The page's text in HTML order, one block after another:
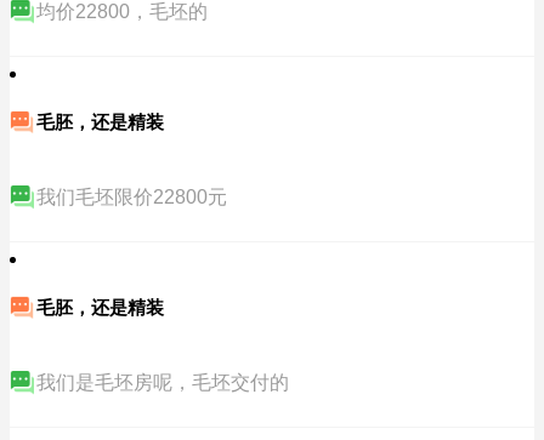
均价22800，毛坯的
毛胚，还是精装
我们毛坯限价22800元
毛胚，还是精装
我们是毛坯房呢，毛坯交付的